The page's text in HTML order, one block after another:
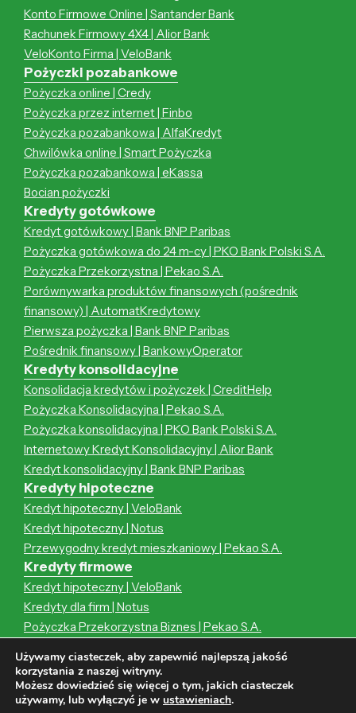
Konto Firmowe Online | Santander Bank
Rachunek Firmowy 4X4 | Alior Bank
VeloKonto Firma | VeloBank
Pożyczki pozabankowe
Pożyczka online | Credy
Pożyczka przez internet | Finbo
Pożyczka pozabankowa | AlfaKredyt
Chwilówka online | Smart Pożyczka
Pożyczka pozabankowa | eKassa
Bocian pożyczki
Kredyty gotówkowe
Kredyt gotówkowy | Bank BNP Paribas
Pożyczka gotówkowa do 24 m-cy | PKO Bank Polski S.A.
Pożyczka Przekorzystna | Pekao S.A.
Porównywarka produktów finansowych (pośrednik
finansowy) | AutomatKredytowy
Pierwsza pożyczka | Bank BNP Paribas
Pośrednik finansowy | BankowyOperator
Kredyty konsolidacyjne
Konsolidacja kredytów i pożyczek | CreditHelp
Pożyczka Konsolidacyjna | Pekao S.A.
Pożyczka konsolidacyjna | PKO Bank Polski S.A.
Internetowy Kredyt Konsolidacyjny | Alior Bank
Kredyt konsolidacyjny | Bank BNP Paribas
Kredyty hipoteczne
Kredyt hipoteczny | VeloBank
Kredyt hipoteczny | Notus
Przewygodny kredyt mieszkaniowy | Pekao S.A.
Kredyty firmowe
Kredyt hipoteczny | VeloBank
Kredyty dla firm | Notus
Pożyczka Przekorzystna Biznes | Pekao S.A.
Przewygodny kredyt mieszkaniowy | Pekao S.A.
Używamy ciasteczek, aby zapewnić najlepszą jakość
korzystania z naszej witryny.
Możesz dowiedzieć się więcej o tym, jakich ciasteczek
używamy, lub wyłączyć je w ustawieniach.